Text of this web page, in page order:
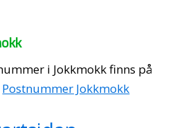
i Jokkmokk finns på
Postnummer Jokkmokk